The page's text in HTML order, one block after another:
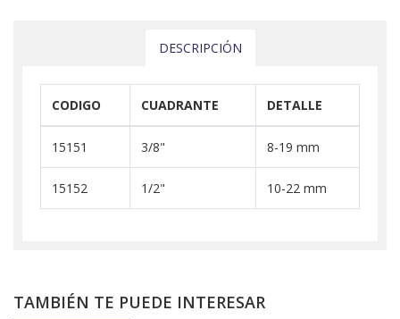
DESCRIPCIÓN
CODIGO CUADRANTE DETALLE
15151 3/8" 8-19 mm
15152 1/2" 10-22 mm
TAMBIÉN TE PUEDE INTERESAR